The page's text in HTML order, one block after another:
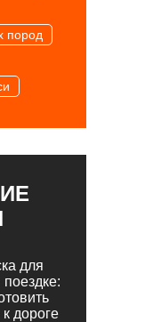
пород
для
поездке:
дороге